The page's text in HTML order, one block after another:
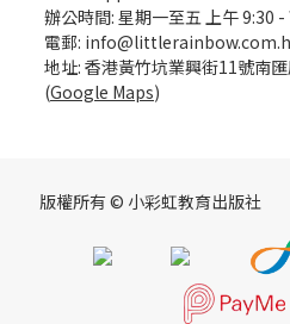
辦公時間: 星期一至五 上午 9:30
電郵:
地址: 香港黃竹坑業興街11號南
(Google Maps)
版權所有 © 小彩虹教育出版社